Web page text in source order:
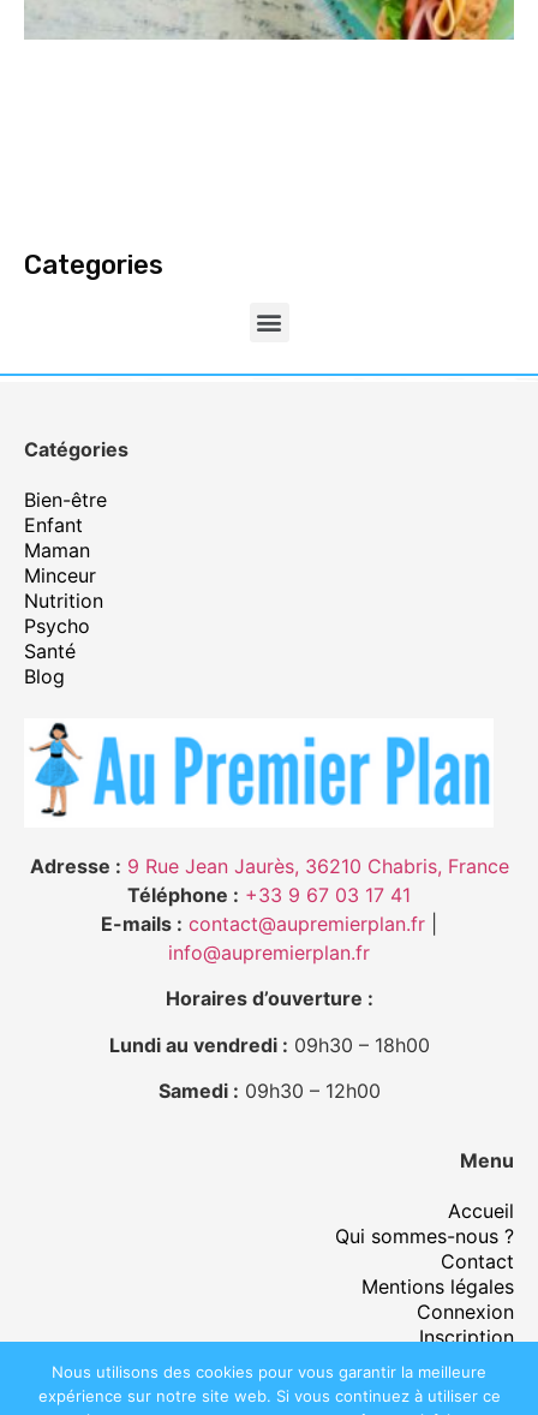
Categories
Catégories
Bien-être
Enfant
Maman
Minceur
Nutrition
Psycho
Santé
Blog
Adresse : 9 Rue Jean Jaurès, 36210 Chabris, France
Téléphone : +33 9 67 03 17 41
E-mails : contact@aupremierplan.fr
info@aupremierplan.fr
Horaires d’ouverture :
Lundi au vendredi : 09h30 – 18h00
Samedi : 09h30 – 12h00
Menu
Accueil
Qui sommes-nous ?
Contact
Mentions légales
Connexion
Inscription
Copyright @2024. Tous les droits sont réservés @ AU
Nous utilisons des cookies pour vous garantir la meilleure
expérience sur notre site web. Si vous continuez à utiliser ce